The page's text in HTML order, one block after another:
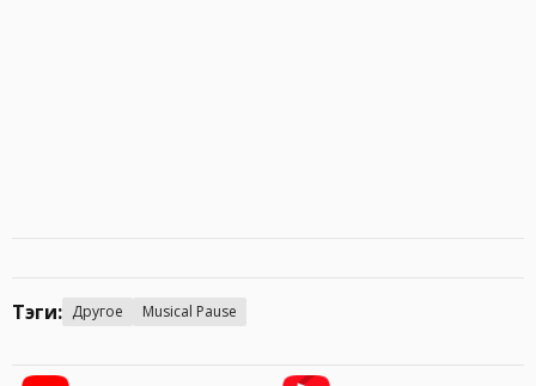
Тэги: Другое Musical Pause